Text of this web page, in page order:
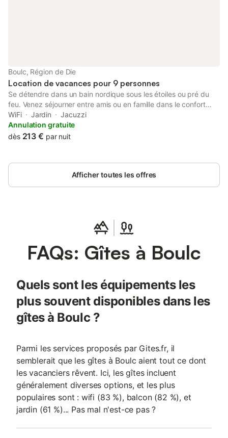
Boulc, Région de Die
Location de vacances pour 9 personnes
Se détendre dans un bain nordique sous les étoiles ou pré du
feu. Venez séjourner entre amis ou en famille dans le confort
d'une grande Yourte sur 7 hectares ! si besoin, La yourte
d'activité/dortoir pour 4, de 30m2 et/ou une petite roulotte cosi
pour 2 personnes (couple) avec ses toilettes sèches, sa cuisin
naturelle
WiFi Jardin
Jacuzzi
Annulation gratuite
dès 213 € par nuit
Afficher toutes les offres
FAQs: Gîtes à Boulc
Quels sont les équipements les
plus souvent disponibles dans les
gîtes à Boulc ?
Parmi les services proposés par Gites.fr, il
semblerait que les gîtes à Boulc aient tout ce dont
les vacanciers rêvent. Ici, les gîtes incluent
généralement diverses options, et les plus
populaires sont : wifi (83 %), balcon (82 %), et
jardin (61 %)... Pas mal n'est-ce pas ?